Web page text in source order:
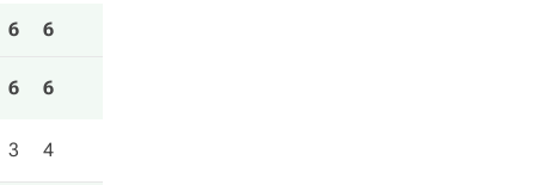
6 6
6 6
3 4